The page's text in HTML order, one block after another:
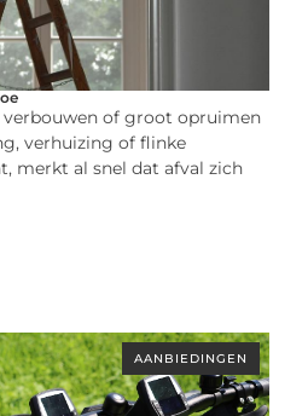
verbouwen of groot opruimen
verhuizing of flinke
merkt al snel dat afval zich
AANBIEDINGEN